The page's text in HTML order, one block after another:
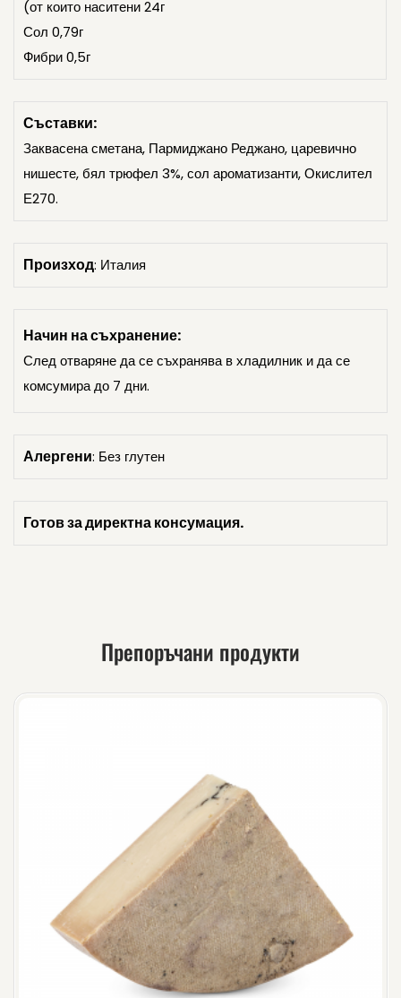
(от които наситени 24г
Сол 0,79г
Фибри 0,5г
Съставки:
Заквасена сметана, Пармиджано Реджано, царевично
нишесте, бял трюфел 3%, сол ароматизанти, Окислител
Е270.
Произход: Италия
Начин на съхранение:
След отваряне да се съхранява в хладилник и да се
комсумира до 7 дни.
Алергени: Без глутен
Готов за директна консумация.
Препоръчани продукти